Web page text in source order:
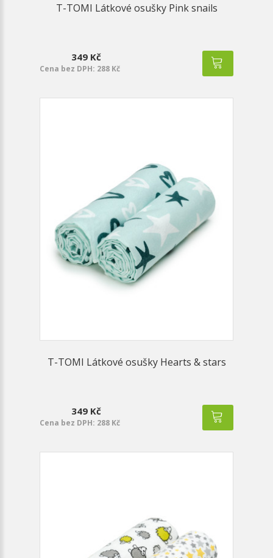
T-TOMI Látkové osušky Pink snails
349 Kč
Cena bez DPH: 288 Kč
T-TOMI Látkové osušky Hearts & stars
349 Kč
Cena bez DPH: 288 Kč